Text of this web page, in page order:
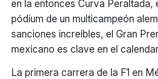
en la entonces Curva Peraltada,
pódium de un multicampeón
sanciones increíbles, el Gran
mexicano es clave en el
La primera carrera de la F1 en